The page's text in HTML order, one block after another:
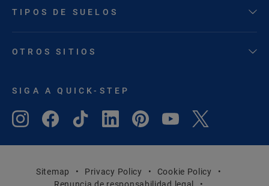
TIPOS DE SUELOS
OTROS SITIOS
SIGA A QUICK-STEP
Sitemap Privacy Policy
Cookie Policy